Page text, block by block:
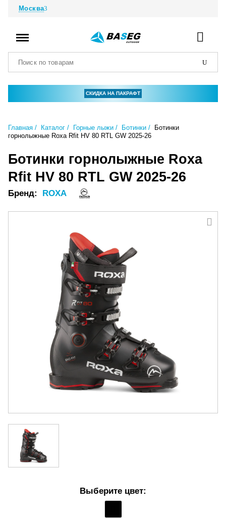
Москва
СКИДКА НА ПАКРАФТ
Главная Каталог Горные лыжи Ботинки
Ботинки
горнолыжные Roxa Rfit HV 80 RTL GW 2025-26
Ботинки горнолыжные Roxa
Rfit HV 80 RTL GW 2025-26
Бренд: ROXA
Выберите цвет: